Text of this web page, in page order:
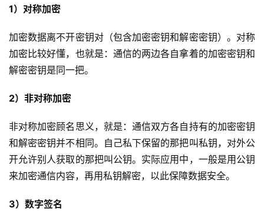
1）对称加密
加密数据离不开密钥对（包含加密密钥和解密密钥）。对称
加密比较好懂，也就是：通信的两边各自拿着的加密密钥和
解密密钥是同一把。
2）非对称加密
非对称加密顾名思义，就是：通信双方各自持有的加密密钥
和解密密钥并不相同。自己私下保留的那把叫私钥，对外公
开允许别人获取的那把叫公钥。实际应用中，一般是用公钥
来加密通信内容，再用私钥解密，以此保障数据安全。
3）数字签名